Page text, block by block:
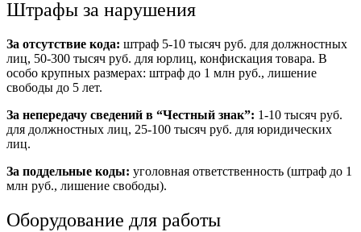
Штрафы за нарушения
За отсутствие кода: штраф 5-10 тысяч руб. для должностных
лиц, 50-300 тысяч руб. для юрлиц, конфискация товара. В
особо крупных размерах: штраф до 1 млн руб., лишение
свободы до 5 лет.
За непередачу сведений в “Честный знак”: 1-10 тысяч руб.
для должностных лиц, 25-100 тысяч руб. для юридических
лиц.
За поддельные коды: уголовная ответственность (штраф до 1
млн руб., лишение свободы).
Оборудование для работы